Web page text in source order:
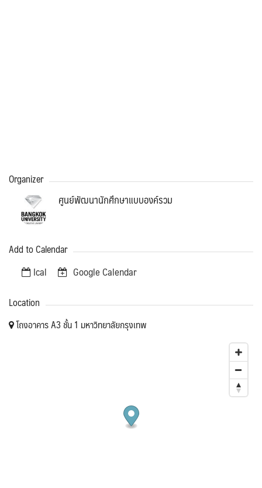
Organizer
ศูนย์พัฒนานักศึกษาแบบองค์รวม
Add to Calendar
Ical Google Calendar
Location
โถงอาคาร A3 ชั้น 1 มหาวิทยาลัยกรุงเทพ